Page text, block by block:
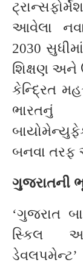
આવેલા
2030
શિક્ષણ અને
કેન્દ્રિત
બનવા તરફ
ગુજરાતની
‘ગુજરાત
સ્કિલ